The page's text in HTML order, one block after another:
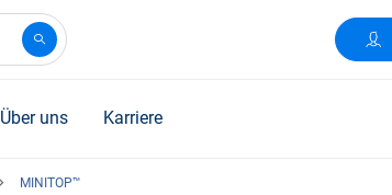
Über uns Karriere
MINITOP™